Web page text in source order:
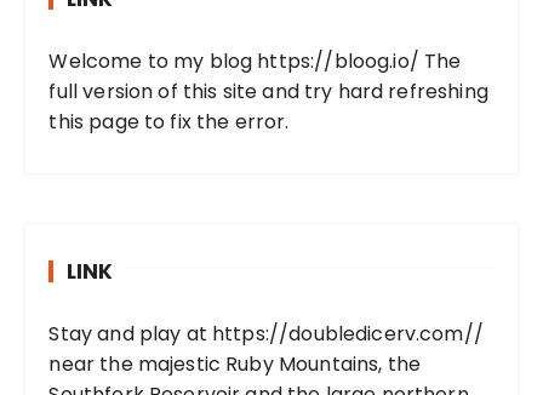
Welcome to my blog https://bloog.io/ The
full version of this site and try hard refreshing
this page to fix the error.
LINK
Stay and play at https://doubledicerv.com//
near the majestic Ruby Mountains, the